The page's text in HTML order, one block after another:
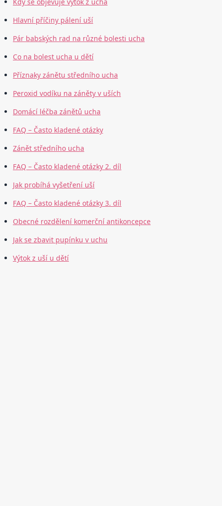
Kdy se objevuje výtok z ucha
Hlavní příčiny pálení uší
Pár babských rad na různé bolesti ucha
Co na bolest ucha u dětí
Příznaky zánětu středního ucha
Peroxid vodíku na záněty v uších
Domácí léčba zánětů ucha
FAQ – Často kladené otázky
Zánět středního ucha
FAQ – Často kladené otázky 2. díl
Jak probíhá vyšetření uší
FAQ – Často kladené otázky 3. díl
Obecné rozdělení komerční antikoncepce
Jak se zbavit pupínku v uchu
Výtok z uší u dětí